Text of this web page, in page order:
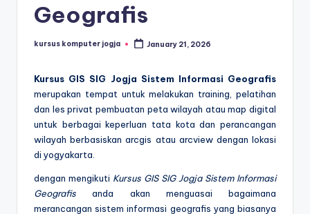
Geografis
kursus komputer jogja January 21, 2026
Kursus GIS SIG Jogja Sistem Informasi Geografis
merupakan tempat untuk melakukan training, pelatihan
dan les privat pembuatan peta wilayah atau map digital
untuk berbagai keperluan tata kota dan perancangan
wilayah berbasiskan arcgis atau arcview dengan lokasi
di yogyakarta.
dengan mengikuti Kursus GIS SIG Jogja Sistem Informasi
Geografis anda akan menguasai bagaimana
merancangan sistem informasi geografis yang biasanya